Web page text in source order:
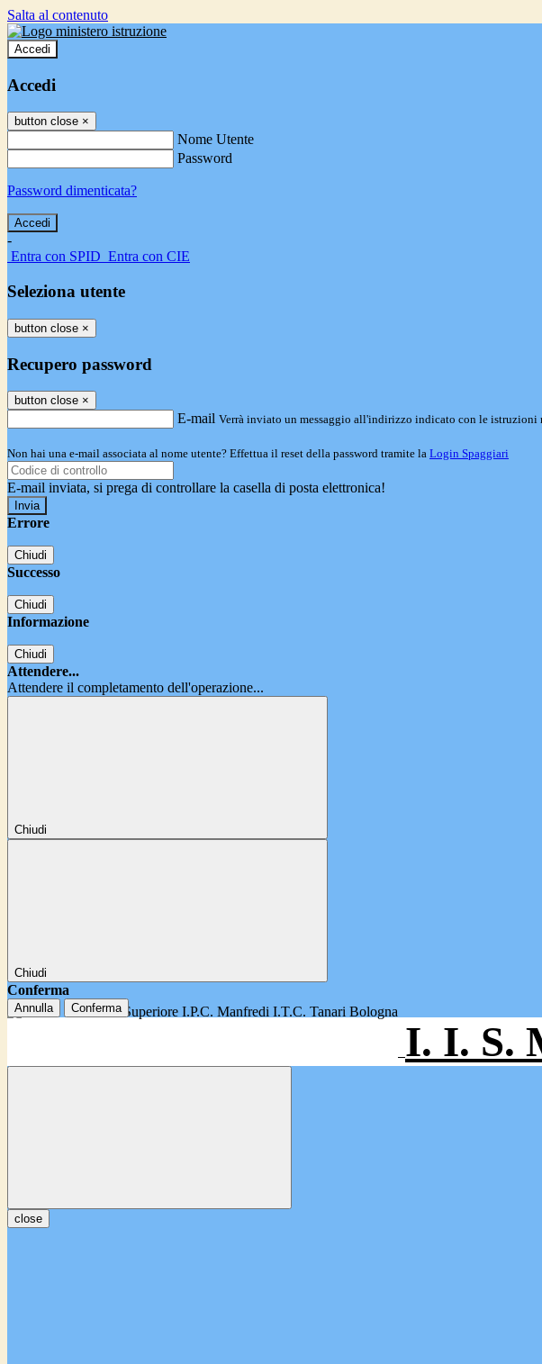
Salta al contenuto
Accedi
Accedi
button close ×
Nome Utente
Password
Password dimenticata?
-
Entra con SPID Entra con CIE
Seleziona utente
button close ×
Recupero password
button close ×
E-mail Verrà inviato un messaggio all'indirizzo indicato con le istruzioni
Non hai una e-mail associata al nome utente? Effettua il reset della password tramite la Login Spaggiari
E-mail inviata, si prega di controllare la casella di posta elettronica!
Errore
Chiudi
Successo
Chiudi
Informazione
Chiudi
Attendere...
Attendere il completamento dell'operazione...
Chiudi
Chiudi
Conferma
Annulla Conferma
I. I. S.
close